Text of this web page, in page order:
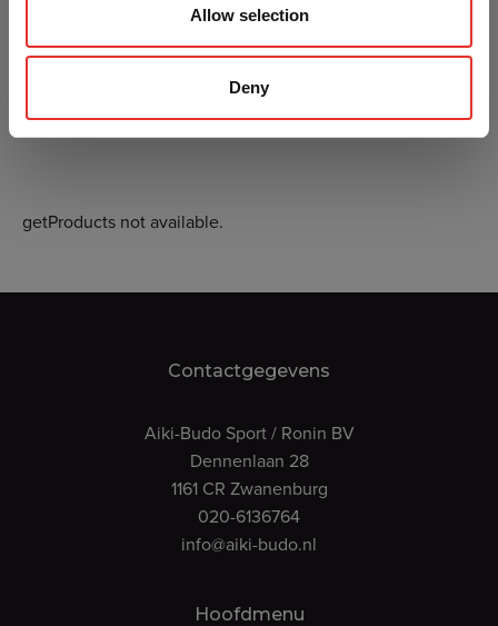
Allow selection
Deny
getProducts not available.
Contactgegevens
Aiki-Budo Sport / Ronin BV
Dennenlaan 28
1161 CR Zwanenburg
020-6136764
info@aiki-budo.nl
Hoofdmenu